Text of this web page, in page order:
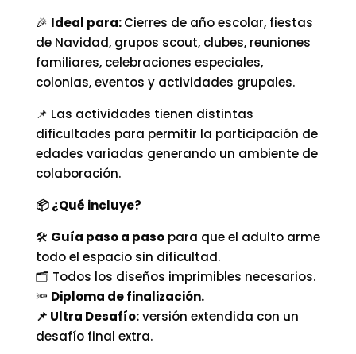
🎉 Ideal para:Cierres de año escolar, fiestas
de Navidad, grupos scout, clubes, reuniones
familiares, celebraciones especiales,
colonias, eventos y actividades grupales.
📌 Las actividades tienen distintas
dificultades para permitir la participación de
edades variadas generando un ambiente de
colaboración.
📦 ¿Qué incluye?
🛠️ Guía paso a pasopara que el adulto arme
todo el espacio sin dificultad.
🗂️ Todos los diseños imprimibles necesarios.
🔦 Diploma de finalización.
📌 Ultra Desafío:versión extendida con un
desafío final extra.